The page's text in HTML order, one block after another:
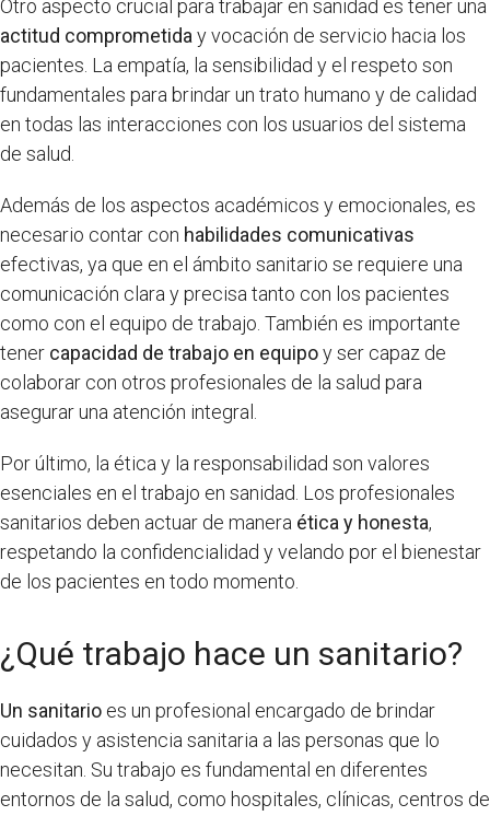
Otro aspecto crucial para trabajar en sanidad es tener una
actitud comprometiday vocación de servicio hacia los
pacientes. La empatía, la sensibilidad y el respeto son
fundamentales para brindar un trato humano y de calidad
en todas las interacciones con los usuarios del sistema
de salud.
Además de los aspectos académicos y emocionales, es
necesario contar con habilidades comunicativas
efectivas, ya que en el ámbito sanitario se requiere una
comunicación clara y precisa tanto con los pacientes
como con el equipo de trabajo. También es importante
tener capacidad de trabajo en equipoy ser capaz de
colaborar con otros profesionales de la salud para
asegurar una atención integral.
Por último, la ética y la responsabilidad son valores
esenciales en el trabajo en sanidad. Los profesionales
sanitarios deben actuar de manera ética y honesta,
respetando la confidencialidad y velando por el bienestar
de los pacientes en todo momento.
¿Qué trabajo hace un sanitario?
Un sanitario es un profesional encargado de brindar
cuidados y asistencia sanitaria a las personas que lo
necesitan. Su trabajo es fundamental en diferentes
entornos de la salud, como hospitales, clínicas, centros de